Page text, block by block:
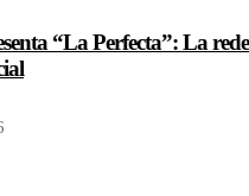
“La Perfecta”: La